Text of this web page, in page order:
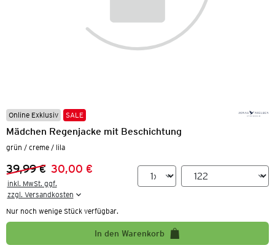
Online Exklusiv SALE
Mädchen Regenjacke mit Beschichtung
grün / creme / lila
Vorheriger Preis:
39,99 €
Neuer Preis:30,00 €
inkl. MwSt. ggf.
zzgl. Versandkosten
Nur noch wenige Stück verfügbar.
In den Warenkorb